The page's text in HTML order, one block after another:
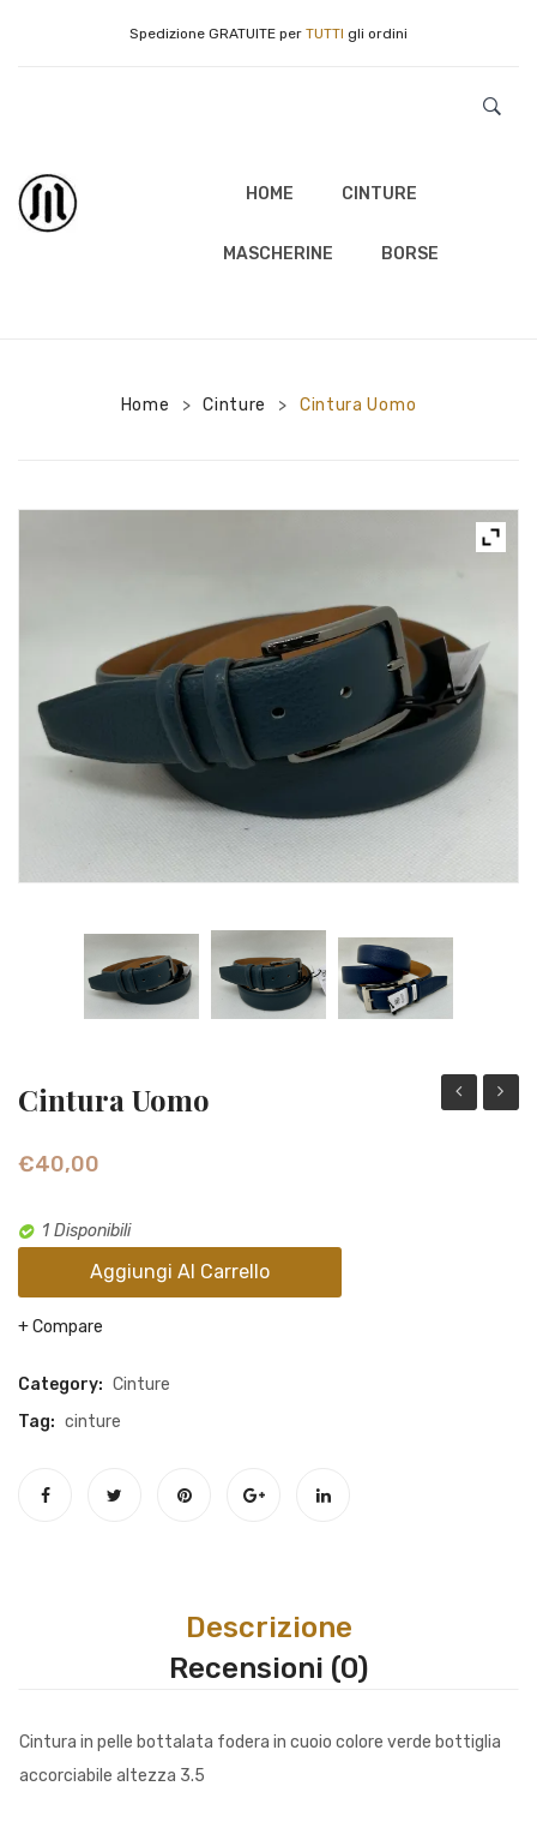
Spedizione GRATUITE per TUTTI gli ordini
HOME CINTURE
MASCHERINE BORSE
Home > Cinture > Cintura Uomo
Cintura Uomo
€40,00
1 Disponibili
Aggiungi Al Carrello
Compare
Category: Cinture
Tag: cinture
Descrizione
Recensioni (0)
Cintura in pelle bottalata fodera in cuoio colore verde bottiglia
accorciabile altezza 3.5